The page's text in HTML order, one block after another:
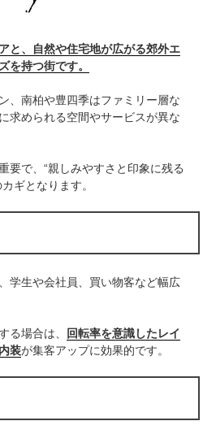
と、自然や住宅地が広がる郊外エ
を持つ街です。
、南柏や豊四季はファミリー層な
求められる空間やサービスが異な
要で、“親しみやすさと印象に残る
ギとなります。
学生や会社員、買い物客など幅広
る場合は、 回転率を意識したレイ
装が集客アップに効果的です。